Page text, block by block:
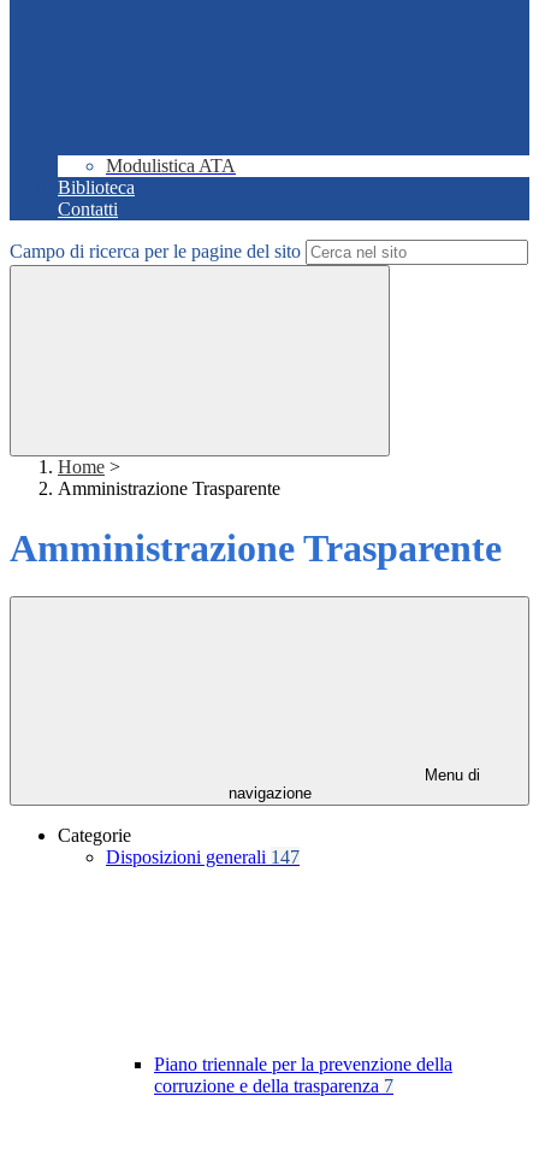
Modulistica ATA
Biblioteca
Contatti
Campo di ricerca per le pagine del sito
Home >
Amministrazione Trasparente
Amministrazione Trasparente
Menu di
navigazione
Categorie
Disposizioni generali 147
Piano triennale per la prevenzione della
corruzione e della trasparenza 7